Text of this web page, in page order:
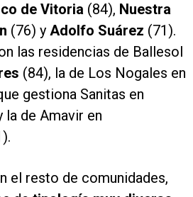
de Vitoria (84), Nuestra
(76) y Adolfo Suárez (71).
las residencias de Ballesol
(84), la de Los Nogales en
gestiona Sanitas en
la de Amavir en
el resto de comunidades,